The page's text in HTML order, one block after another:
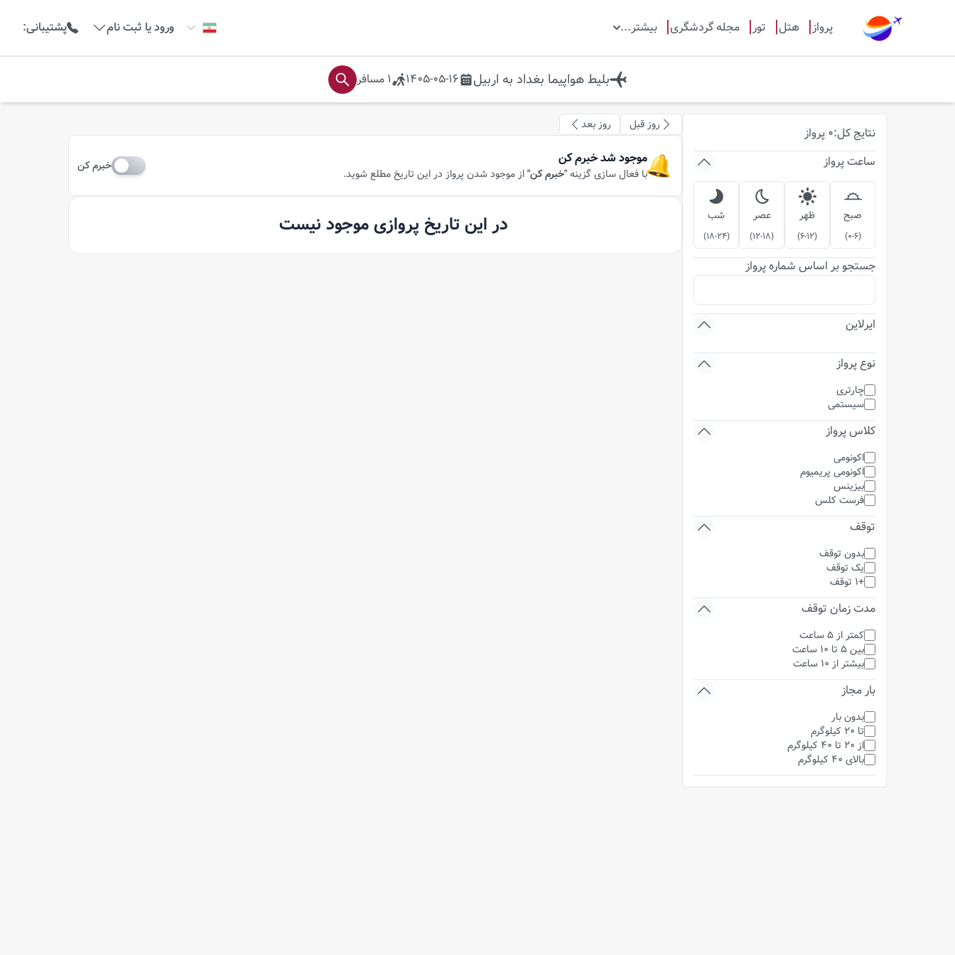
پرواز هتل تور مجله گردشگری بیشتر... ورود یا ثبت نام پشتیبانی:
بلیط هواپیما بغداد به اربیل 1405-05-16
1 مسافر
نتایج کل:
0 پرواز
ساعت پرواز
صبح
(
0-6
)
ظهر
(
6-12
)
عصر
(
12-18
)
شب
(
18-24
)
جستجو بر اساس شماره پرواز
ایرلاین
نوع پرواز
چارتری
سیستمی
کلاس پرواز
اکونومی
اکونومی پریمیوم
بیزینس
فرست کلس
توقف
بدون توقف
یک توقف
+1 توقف
مدت زمان توقف
کمتر از 5 ساعت
بین 5 تا 10 ساعت
بیشتر از 10 ساعت
بار مجاز
بدون بار
تا 20 کیلوگرم
از 20 تا 40 کیلوگرم
بالای 40 کیلوگرم
روز قبل روز بعد
موجود شد خبرم کن
با فعال سازی گزینه"خبرم کن"از موجود شدن پرواز در این تاریخ مطلع شوید.
خبرم کن
در این تاریخ پروازی موجود نیست